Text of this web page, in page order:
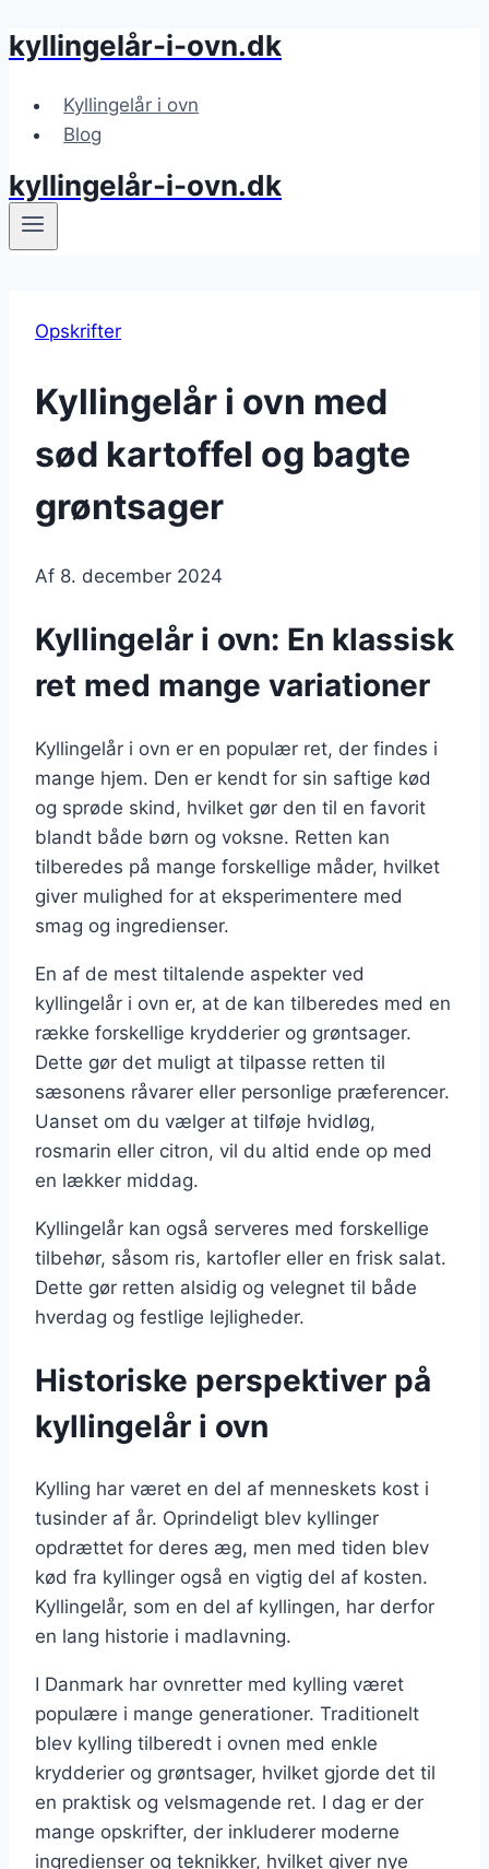
Fortsæt
indhold
kyllingelår-i-ovn.dk
Kyllingelår i ovn
Blog
kyllingelår-i-ovn.dk
Opskrifter
Kyllingelår i ovn med
sød kartoffel og bagte
grøntsager
Af 8. december 2024
Kyllingelår i ovn: En klassisk
ret med mange variationer
Kyllingelår i ovn er en populær ret, der findes i
mange hjem. Den er kendt for sin saftige kød
og sprøde skind, hvilket gør den til en favorit
blandt både børn og voksne. Retten kan
tilberedes på mange forskellige måder, hvilket
giver mulighed for at eksperimentere med
smag og ingredienser.
En af de mest tiltalende aspekter ved
kyllingelår i ovn er, at de kan tilberedes med en
række forskellige krydderier og grøntsager.
Dette gør det muligt at tilpasse retten til
sæsonens råvarer eller personlige præferencer.
Uanset om du vælger at tilføje hvidløg,
rosmarin eller citron, vil du altid ende op med
en lækker middag.
Kyllingelår kan også serveres med forskellige
tilbehør, såsom ris, kartofler eller en frisk salat.
Dette gør retten alsidig og velegnet til både
hverdag og festlige lejligheder.
Historiske perspektiver på
kyllingelår i ovn
Kylling har været en del af menneskets kost i
tusinder af år. Oprindeligt blev kyllinger
opdrættet for deres æg, men med tiden blev
kød fra kyllinger også en vigtig del af kosten.
Kyllingelår, som en del af kyllingen, har derfor
en lang historie i madlavning.
I Danmark har ovnretter med kylling været
populære i mange generationer. Traditionelt
blev kylling tilberedt i ovnen med enkle
krydderier og grøntsager, hvilket gjorde det til
en praktisk og velsmagende ret. I dag er der
mange opskrifter, der inkluderer moderne
ingredienser og teknikker, hvilket giver nye